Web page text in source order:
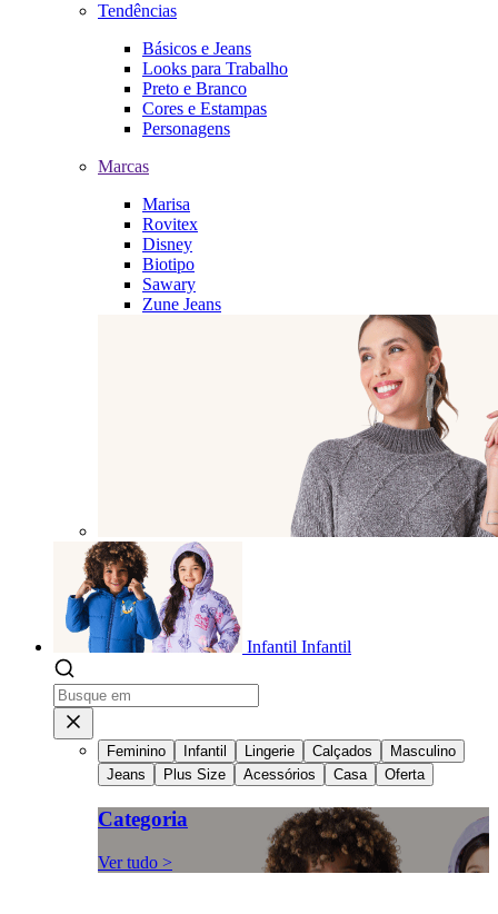
Tendências
Básicos e Jeans
Looks para Trabalho
Preto e Branco
Cores e Estampas
Personagens
Marcas
Marisa
Rovitex
Disney
Biotipo
Sawary
Zune Jeans
Infantil Infantil
Feminino Infantil Lingerie Calçados
Masculino
Jeans
Plus Size Acessórios Casa Oferta
Categoria
Ver tudo >